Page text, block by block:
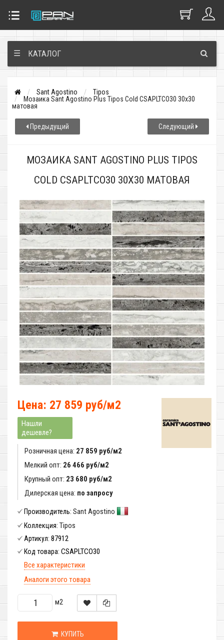
☰ КАТАЛОГ
Sant Agostino
Tipos
Мозаика Sant Agostino Plus Tipos Cold CSAPLTCO30 30x30
матовая
Предыдущий Следующий
МОЗАИКА SANT AGOSTINO PLUS TIPOS
COLD CSAPLTCO30 30X30 МАТОВАЯ
Цена: 27 859 руб/м2
Нашли
дешевле?
Розничная цена: 27 859 руб/м2
Мелкий опт: 26 466 руб/м2
Крупный опт: 23 680 руб/м2
Дилерская цена: по запросу
Производитель: Sant Agostino
Коллекция: Tipos
Артикул: 87912
Код товара: CSAPLTCO30
Все характеристики
Аналоги этого товара
м2
КУПИТЬ